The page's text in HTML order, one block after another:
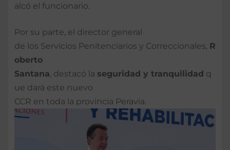
alcó el funcionario.
Por su parte, el director general
de los Servicios Penitenciarios y Correccionales, R
oberto
Santana , destacó la seguridad y tranquilidad q
ue dará este nuevo
CCR en toda la provincia Peravia.